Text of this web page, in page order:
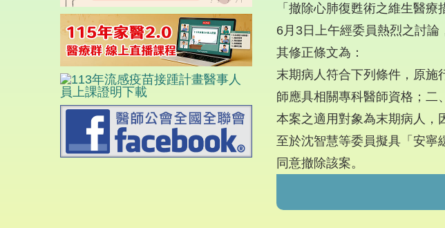
「撤除心肺復甦術之維生醫療
6月3日上午經委員熱烈之討論
其修正條文為：
末期病人符合下列條件，原施
師應具相關專科醫師資格；二
本案之適用對象為末期病人，
至於沈智慧等委員擬具「安寧
同意撤除該案。